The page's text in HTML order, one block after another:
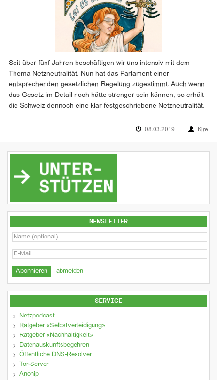
Seit über fünf Jahren beschäftigen wir uns intensiv mit dem
Thema Netzneutralität. Nun hat das Parlament einer
entsprechenden gesetzlichen Regelung zugestimmt. Auch wenn
das Gesetz im Detail noch hätte strenger sein können, so erhält
die Schweiz dennoch eine klar festgeschriebene Netzneutralität.
08.03.2019 Kire
NEWSLETTER
abmelden
SERVICE
Netzpodcast
Ratgeber «Selbstverteidigung»
Ratgeber «Nachhaltigkeit»
Datenauskunftsbegehren
Öffentliche DNS-Resolver
Tor-Server
Anonip